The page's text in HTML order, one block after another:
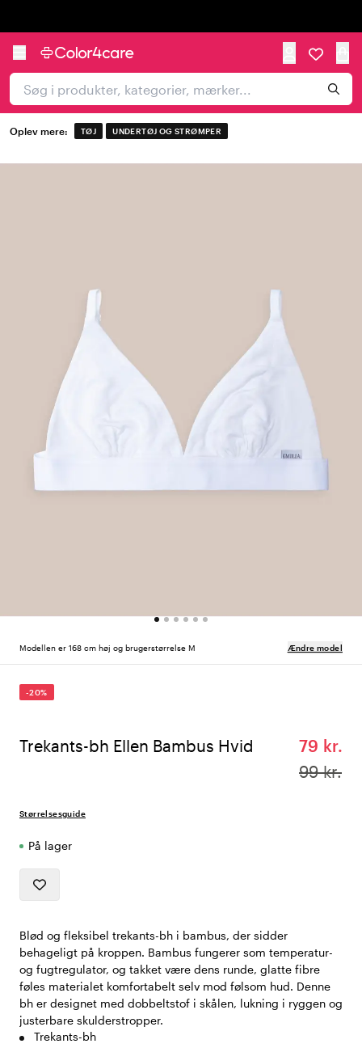
Oplev mere: TØJ UNDERTØJ OG STRØMPER
Modellen er 168 cm høj og brugerstørrelse M Ændre model
-20%
Trekants-bh Ellen Bambus Hvid
79 kr.
99 kr.
Størrelsesguide
På lager
Blød og fleksibel trekants-bh i bambus, der sidder
behageligt på kroppen. Bambus fungerer som temperatur-
og fugtregulator, og takket være dens runde, glatte fibre
føles materialet komfortabelt selv mod følsom hud. Denne
bh er designet med dobbeltstof i skålen, lukning i ryggen og
justerbare skulderstropper.
Trekants-bh